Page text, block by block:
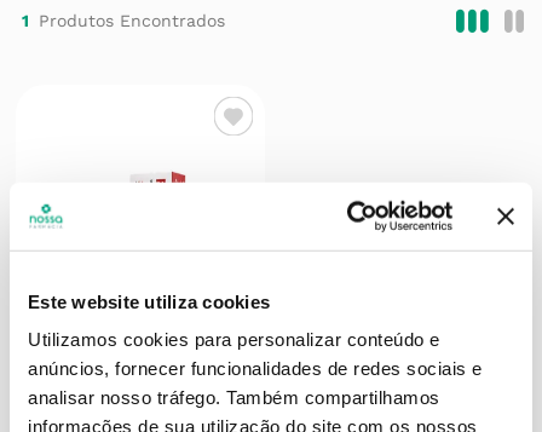
Este website utiliza cookies
Utilizamos cookies para personalizar conteúdo e
anúncios, fornecer funcionalidades de redes sociais e
analisar nosso tráfego. Também compartilhamos
informações de sua utilização do site com os nossos
1